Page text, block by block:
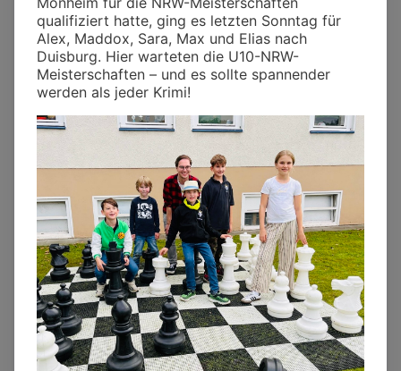
qualifiziert hatte, ging es letzten Sonntag für
Alex, Maddox, Sara, Max und Elias nach
Duisburg. Hier warteten die U10-NRW-
Meisterschaften – und es sollte spannender
werden als jeder Krimi!